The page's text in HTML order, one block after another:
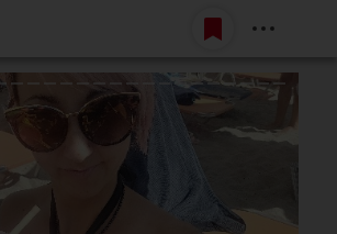
Belépés